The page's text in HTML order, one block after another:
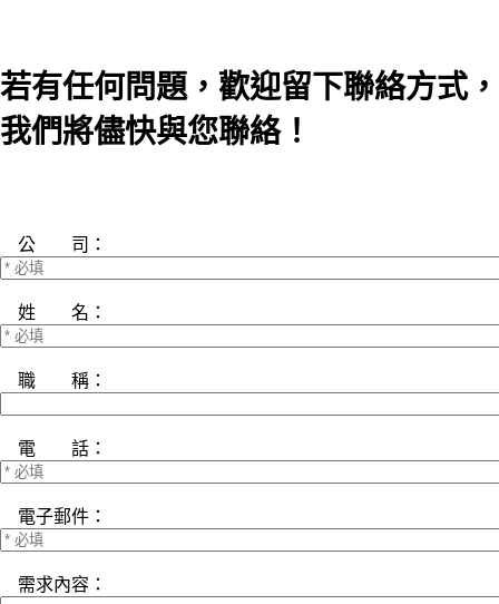
若有任何問題，歡迎留下聯絡方式，
我們將儘快與您聯絡！
公 司：
姓 名：
職 稱：
電 話：
電子郵件：
需求內容：